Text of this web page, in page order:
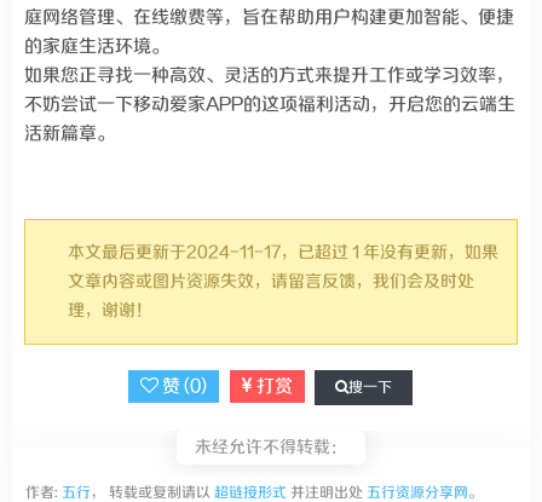
庭网络管理、在线缴费等，旨在帮助用户构建更加智能、便捷
的家庭生活环境。
如果您正寻找一种高效、灵活的方式来提升工作或学习效率，
不妨尝试一下移动爱家APP的这项福利活动，开启您的云端生
活新篇章。
本文最后更新于2024-11-17，已超过 1 年没有更新，如果
文章内容或图片资源失效，请留言反馈，我们会及时处
理，谢谢！
赞 (0) 打赏 搜一下
未经允许不得转载：
作者: 五行， 转载或复制请以 超链接形式 并注明出处 五行资源分享网。